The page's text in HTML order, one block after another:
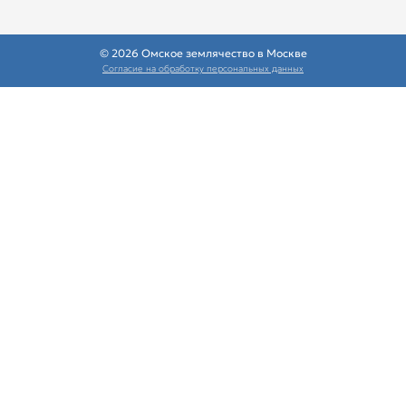
© 2026 Омское землячество в Москве
Согласие на обработку персональных данных